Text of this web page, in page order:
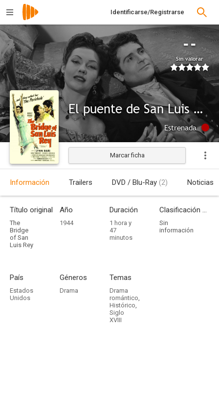
Identificarse/Registrarse
--
Sin valorar
El puente de San Luis Rey
Estrenada
Marcar ficha
Información Trailers DVD / Blu-Ray (2) Noticias
Título original
The
Bridge
of San
Luis Rey
Año
1944
Duración
1 hora y
47
minutos
Clasificación por edades
Sin
información
País
Estados
Unidos
Géneros
Drama
Temas
Drama
romántico,
Histórico,
Siglo
XVIII